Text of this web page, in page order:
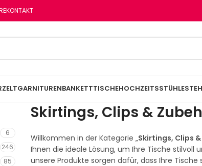
KONTAKT
BANKETTTISCHEHOCHZEITSSTÜHLE
6
246
85
Skirtings, Clips &
Willkommen in der Kategorie „Skirtings, Clips
Ihnen die ideale Lösung, um Ihre Tische stilvoll
unsere Produkte sorgen dafür, dass Ihre